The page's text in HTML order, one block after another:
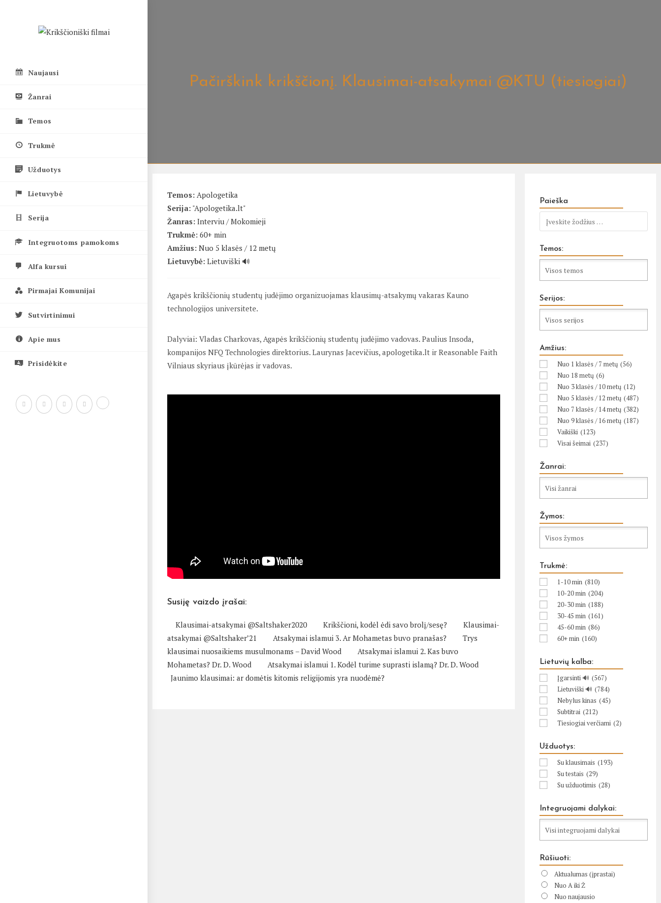
Naujausi
Žanrai
Temos
Trukmė
Užduotys
Lietuvybė
Serija
Integruotoms pamokoms
Alfa kursui
Pirmajai Komunijai
Sutvirtinimui
Apie mus
Prisidėkite
Pačirškink krikščionį. Klausimai-atsakymai @KTU (tiesiogiai)
Temos: Apologetika
Serija: "Apologetika.lt"
Žanras: Interviu /Mokomieji
Trukmė: 60+ min
Amžius: Nuo 5 klasės / 12 metų
Lietuvybė: Lietuviški 🔊
Agapės krikščionių studentų judėjimo organizuojamas klausimų-atsakymų vakaras Kauno
technologijos universitete.
Dalyviai: Vladas Charkovas, Agapės krikščionių studentų judėjimo vadovas. Paulius Insoda,
kompanijos NFQ Technologies direktorius. Laurynas Jacevičius, apologetika.lt ir Reasonable Faith
Vilniaus skyriaus įkūrėjas ir vadovas.
Susiję vaizdo įrašai:
Klausimai-atsakymai @Saltshaker2020 Krikščioni, kodėl ėdi savo brolį/sesę?
Klausimai-
atsakymai @Saltshaker’21
Atsakymai islamui 3. Ar Mohametas buvo pranašas?
Trys
klausimai nuosaikiems musulmonams – David Wood
Atsakymai islamui 2. Kas buvo
Mohametas? Dr. D. Wood
Atsakymai islamui 1. Kodėl turime suprasti islamą? Dr. D. Wood
Jaunimo klausimai: ar domėtis kitomis religijomis yra nuodėmė?
Paieška
Temos:
Serijos:
Amžius:
Nuo 1 klasės / 7 metų (56)
Nuo 18 metų (6)
Nuo 3 klasės / 10 metų (12)
Nuo 5 klasės / 12 metų (487)
Nuo 7 klasės / 14 metų (382)
Nuo 9 klasės / 16 metų (187)
Vaikiški (123)
Visai šeimai (237)
Žanrai:
Žymos:
Trukmė:
1-10 min (810)
10-20 min (204)
20-30 min (188)
30-45 min (161)
45-60 min (86)
60+ min (160)
Lietuvių kalba:
Įgarsinti 🔊 (567)
Lietuviški 🔊 (784)
Nebylus kinas (45)
Subtitrai (212)
Tiesiogiai verčiami (2)
Užduotys:
Su klausimais (193)
Su testais (29)
Su užduotimis (28)
Integruojami dalykai:
Rūšiuoti:
Aktualumas (įprastai)
Nuo A iki Ž
Nuo naujausio